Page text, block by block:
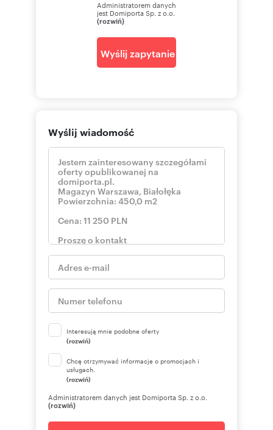
Administratorem danych
jest Domiporta Sp. z o.o.
(rozwiń)
Wyślij zapytanie
Wyślij wiadomość
Interesują mnie podobne oferty
(rozwiń)
Chcę otrzymywać informacje o promocjach i
usługach.
(rozwiń)
Administratorem danych jest Domiporta Sp. z o.o.
(rozwiń)